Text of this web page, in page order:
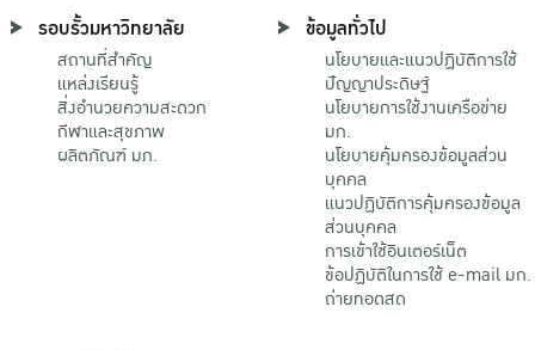
รอบรั้วมหาวิทยาลัย
สถานที่สำคัญ
แหล่งเรียนรู้
สิ่งอำนวยความสะดวก
กีฬาและสุขภาพ
ผลิตภัณฑ์ มก.
ข้อมูลทั่วไป
นโยบายและแนวปฏิบัติการใช้
ปัญญาประดิษฐ์
นโยบายการใช้งานเครือข่าย
มก.
นโยบายคุ้มครองข้อมูลส่วน
บุคคล
แนวปฏิบัติการคุ้มครองข้อมูล
ส่วนบุคคล
การเข้าใช้อินเตอร์เน็ต
ข้อปฏิบัติในการใช้ e-mail มก.
ถ่ายทอดสด